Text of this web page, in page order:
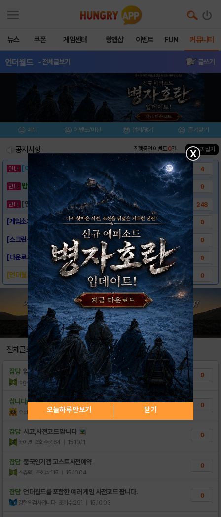
뉴스 쿠폰 게임센터 헝앱샵 이벤트 FUN 커뮤니티
언더월드 - 전체글보기 글쓰기
메뉴 이벤트/미션 설치/평가 즐겨찾기
공지사항 진행중인 이벤트0건 ▲ 공지접기
[이벤트] 웃음으로 매일매일 해피! 유머 게시.. 4
밥알이의 헝앱통신 ⑲ “밥알이, 드디어 멀티를.. 0
[안내] 헝그리앱 필수 상식! 밥알 획득 안내.. 248
[게임소개] - 언더월드 0
[스크린샷] - 언더월드 0
[다운로드링크] - 언더월드 0
[언더월드] CBT 일정 안내 공지!! 0
전체글보기
잡담 입생로랑티셔츠 역시시작이반이다ꎇ
icgkqh 조회수:53 | 21.11.15
0
삽니다/팝니다 쿠폰 나눔.~
↑chitos↓ 조회수:709 | 15.11.16
0
잡담 사코,사전코드 팝니다
꾹이♬ 조회수:464 | 15.10.11
0
잡담 중국인기겜 고스트사전예약
스츄덱 조회수:115 | 15.10.04
0
잡담 언더월드를 포함한 여러 게임 사전코드 팝니다.
강철의검사입니다 조회수:291 | 15.10.03
0
X
오늘하루 안보기 닫기